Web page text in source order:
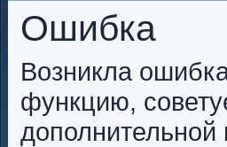
Ошибка
Возникла
функцию,